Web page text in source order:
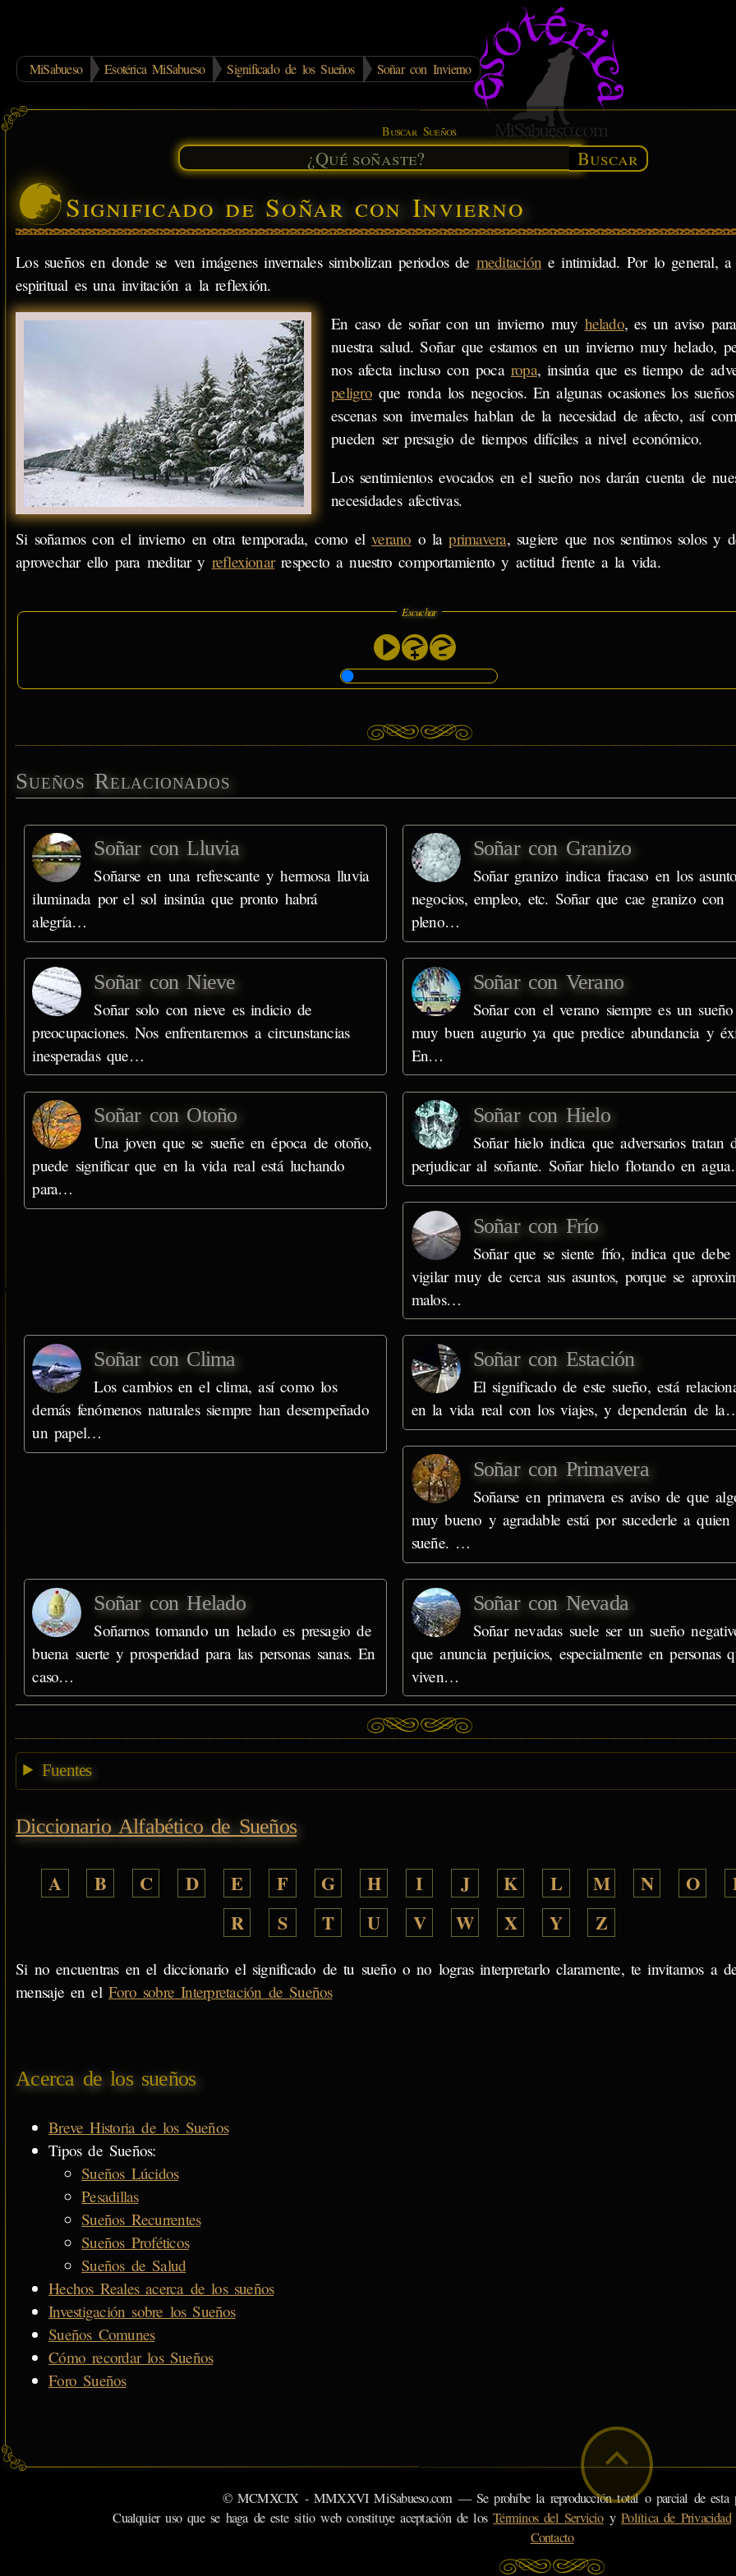
MiSabueso Esotérica MiSabueso Significado de los Sueños Soñar con Invierno
Buscar Sueños
Buscar
Significado de Soñar con Invierno
Los sueños en donde se ven imágenes invernales simbolizan periodos de meditación e intimidad. Por lo general, a
espiritual es una invitación a la reflexión.
En caso de soñar con un invierno muy helado, es un aviso
nuestra salud. Soñar que estamos en un invierno muy helado,
nos afecta incluso con poca ropa, insinúa que es tiempo de
peligroque ronda los negocios. En algunas ocasiones los
escenas son invernales hablan de la necesidad de afecto, así
pueden ser presagio de tiempos difíciles a nivel económico.
Los sentimientos evocados en el sueño nos darán cuenta de
necesidades afectivas.
Si soñamos con el invierno en otra temporada, como elverano o laprimavera, sugiere que nos sentimos solos y
aprovechar ello para meditar y reflexionarrespecto a nuestro comportamiento y actitud frente a la vida.
Escuchar
Sueños Relacionados
Soñar con Lluvia
Soñarse en una refrescante y hermosa lluvia
iluminada por el sol insinúa que pronto habrá
alegría…
Soñar con Granizo
Soñar granizo indica fracaso en los
negocios, empleo, etc. Soñar que cae granizo con
pleno…
Soñar con Nieve
Soñar solo con nieve es indicio de
preocupaciones. Nos enfrentaremos a circunstancias
inesperadas que…
Soñar con Verano
Soñar con el verano siempre es un
muy buen augurio ya que predice abundancia y
En…
Soñar con Otoño
Una joven que se sueñe en época de otoño,
puede significar que en la vida real está luchando
para…
Soñar con Hielo
Soñar hielo indica que adversarios tratan
perjudicar al soñante. Soñar hielo flotando en
Soñar con Frío
Soñar que se siente frío, indica que debe
vigilar muy de cerca sus asuntos, porque se
malos…
Soñar con Clima
Los cambios en el clima, así como los
demás fenómenos naturales siempre han desempeñado
un papel…
Soñar con Estación
El significado de este sueño, está
en la vida real con los viajes, y dependerán de
Soñar con Primavera
Soñarse en primavera es aviso de que
muy bueno y agradable está por sucederle a
sueñe. …
Soñar con Helado
Soñarnos tomando un helado es presagio de
buena suerte y prosperidad para las personas sanas. En
caso…
Soñar con Nevada
Soñar nevadas suele ser un sueño
que anuncia perjuicios, especialmente en personas
viven…
Fuentes
Diccionario Alfabético de Sueños
A B C D E F G H I J K L M N O
R
S T U V W X Y Z
Si no encuentras en el diccionario el significado de tu sueño o no logras interpretarlo claramente, te invitamos a
mensaje en el Foro sobre Interpretación de Sueños
Acerca de los sueños
Breve Historia de los Sueños
Tipos de Sueños:
Sueños Lúcidos
Pesadillas
Sueños Recurrentes
Sueños Proféticos
Sueños de Salud
Hechos Reales acerca de los sueños
Investigación sobre los Sueños
Sueños Comunes
Cómo recordar los Sueños
Foro Sueños
© MCMXCIX - MMXXVI MiSabueso.com — Se prohíbe la reproducción total o parcial de esta
Cualquier uso que se haga de este sitio web constituye aceptación de losTérminos del ServicioyPolítica de Privacidad
Contacto